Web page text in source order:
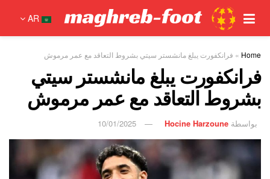
AR
Home
» فرانكفورت يبلغ مانشستر سيتي بشروط التعاقد مع عمر مرموش
فرانكفورت يبلغ مانشستر سيتي
بشروط التعاقد مع عمر مرموش
بواسطة Hocine Harzoune
10/01/2025